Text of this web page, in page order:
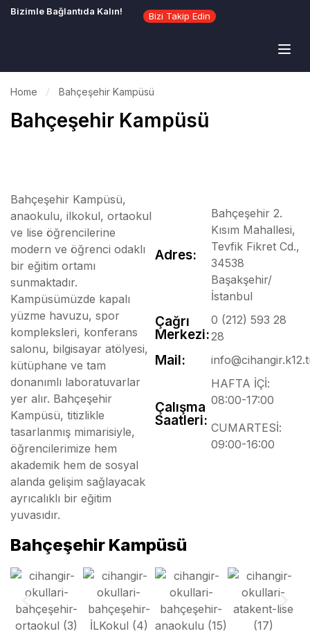
Bizimle Bağlantıda Kalın! Bizi Takip Edin
Home Bahçeşehir Kampüsü
Bahçeşehir Kampüsü
Bahçeşehir Kampüsü,
anaokulu, ilkokul, ortaokul
ve lise öğrencilerine
modern ve öğrenci odaklı
bir eğitim ortamı
sunmaktadır.
Kampüsümüzde kapalı
yüzme havuzu, spor
kompleksleri, konferans
salonu, bilgisayar atölyesi,
kütüphane ve tam
donanımlı laboratuvarlar
yer alır. Bahçeşehir
Kampüsü, titizlikle
tasarlanmış mimarisiyle,
öğrencilerimize hem
akademik hem de sosyal
alanda gelişim sağlayacak
ayrıcalıklı bir eğitim
yuvasıdır.
Adres:
Bahçeşehir 2.
Kısım Mahallesi,
Tevfik Fikret Cd.,
34538
Başakşehir/
İstanbul
Çağrı
Merkezi:
0 (212) 593 28
28
Mail:
Çalışma
Saatleri:
HAFTA İÇİ:
08:00-17:00
CUMARTESİ:
09:00-16:00
Bahçeşehir Kampüsü